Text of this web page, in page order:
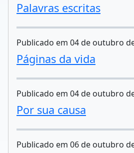
Palavras escritas
Publicado em 04 de outubro
Páginas da vida
Publicado em 04 de outubro
Por sua causa
Publicado em 06 de outubro